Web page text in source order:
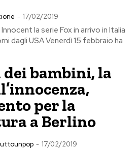
- 17/02/2019
la serie Fox in arrivo in Italia
dagli USA Venerdì 15 febbraio ha
dei bambini, la
per la
a Berlino
- 17/02/2019